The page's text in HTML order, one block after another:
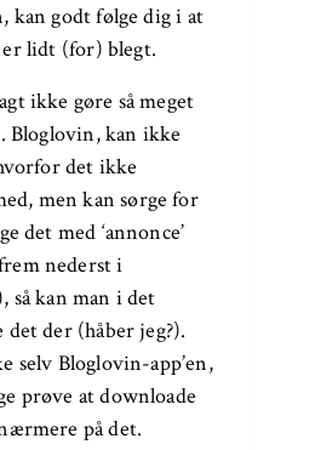
kan godt følge dig i at
er lidt (for) blegt.
ikke gøre så meget
Bloglovin, kan ikke
det ikke
men kan sørge for
det med ‘annonce’
nederst i
så kan man i det
det der (håber jeg?).
selv Bloglovin-app’en,
prøve at downloade
på det.